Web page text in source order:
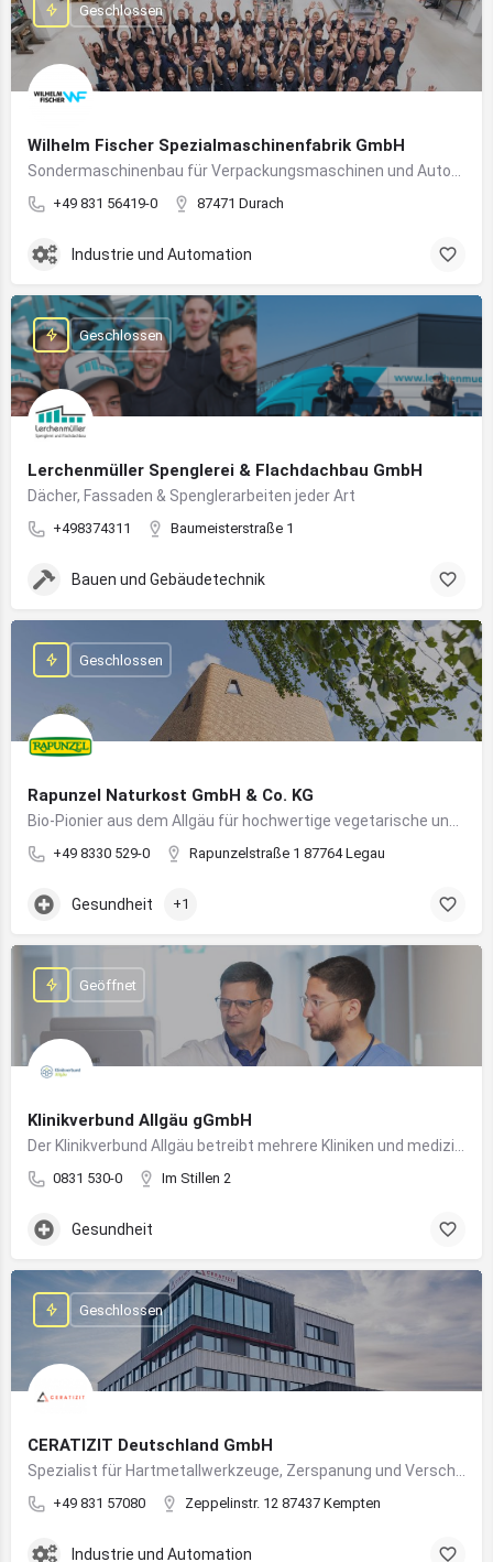
Wilhelm Fischer Spezialmaschinenfabrik GmbH
+49 831 56419-0 87471 Durach
Geschlossen
Industrie und Automation
Lerchenmüller Spenglerei & Flachdachbau GmbH
Dächer, Fassaden & Spenglerarbeiten jeder Art
+498374311 Baumeisterstraße 1
Geschlossen
Bauen und Gebäudetechnik
Rapunzel Naturkost GmbH & Co. KG
+49 8330 529-0 Rapunzelstraße 1 87764 Legau
Geschlossen
Gesundheit +1
Klinikverbund Allgäu gGmbH
0831 530-0 Im Stillen 2
Geöffnet
Gesundheit
CERATIZIT Deutschland GmbH
+49 831 57080 Zeppelinstr. 12 87437 Kempten
Geschlossen
Industrie und Automation